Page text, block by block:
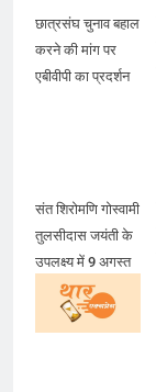
छात्रसंघ चुनाव बहाल
करने की मांग पर
एबीवीपी का प्रदर्शन
संत शिरोमणि गोस्वामी
तुलसीदास जयंती के
उपलक्ष्य में 9 अगस्त
को रतनबिहारी पार्क में
मंगल मिलन समारोह